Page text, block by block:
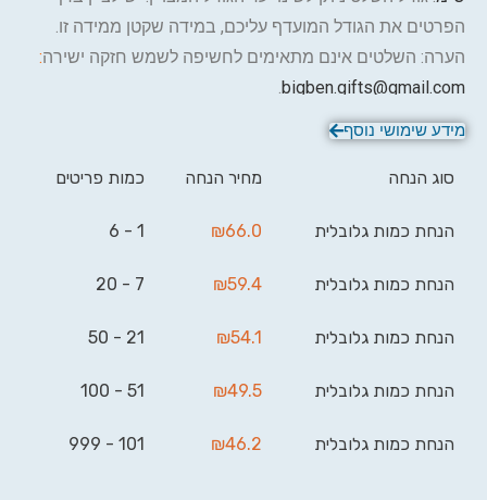
הפרטים את הגודל המועדף עליכם, במידה שקטן ממידה זו.
הערה: השלטים אינם מתאימים לחשיפה לשמש חזקה ישירה:
bigben.gifts@gmail.com
.
מידע שימושי נוסף
סוג הנחה מחיר הנחה כמות פריטים
הנחת כמות גלובלית ₪66.0
1 - 6
הנחת כמות גלובלית ₪59.4
7 - 20
הנחת כמות גלובלית ₪54.1
21 - 50
הנחת כמות גלובלית ₪49.5
51 - 100
הנחת כמות גלובלית ₪46.2
101 - 999